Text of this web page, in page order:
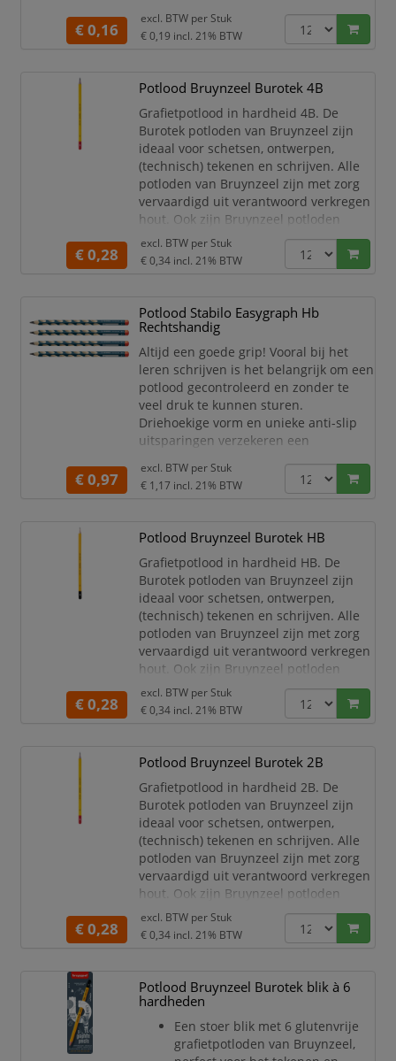
zachtheid, wat het uitermate geschikt
maakt voor dagelijks gebruik op school
De HB-hardheid zorgt voor een
consistente, scherpe lijn en is
uitstekend voor zowel schrijven als
tekenen. Het grafietpot
€ 0,16
excl. BTW per Stuk
€ 0,19 incl. 21% BTW
Potlood Bruynzeel Burotek 4B
Grafietpotlood in hardheid 4B. De
Burotek potloden van Bruynzeel zijn
ideaal voor schetsen, ontwerpen,
(technisch) tekenen en schrijven. Alle
potloden van Bruynzeel zijn met zorg
vervaardigd uit verantwoord verkregen
hout. Ook zijn Bruynzeel potloden
dubbel gelijmd, zodat ze extra sterk
zijn en de kans dat de kleurkern breekt
– bijvoorbeeld als het potlood op de
gebroken punten en zorgt ervoor dat je
het pot
€ 0,28
excl. BTW per Stuk
€ 0,34 incl. 21% BTW
Potlood Stabilo Easygraph Hb
Rechtshandig
Altijd een goede grip! Vooral bij het
leren schrijven is het belangrijk om een
potlood gecontroleerd en zonder te
veel druk te kunnen sturen.
Driehoekige vorm en unieke anti-slip
uitsparingen verzekeren een
opvallende antislip gripzones zorgen
ervoor dat jonge schrijvers hun potlood
vasthouden, zodat hun handen volledig
ontspannen blijven, zelfs bij lang
schrijven. Speciaal ontwikk
€ 0,97
excl. BTW per Stuk
€ 1,17 incl. 21% BTW
Potlood Bruynzeel Burotek HB
Grafietpotlood in hardheid HB. De
Burotek potloden van Bruynzeel zijn
ideaal voor schetsen, ontwerpen,
(technisch) tekenen en schrijven. Alle
potloden van Bruynzeel zijn met zorg
vervaardigd uit verantwoord verkregen
hout. Ook zijn Bruynzeel potloden
dubbel gelijmd, zodat ze extra sterk
zijn en de kans dat de kleurkern breekt
– bijvoorbeeld als het potlood op de
gebroken punten en zorgt ervoor dat je
€ 0,28
excl. BTW per Stuk
€ 0,34 incl. 21% BTW
Potlood Bruynzeel Burotek 2B
Grafietpotlood in hardheid 2B. De
Burotek potloden van Bruynzeel zijn
ideaal voor schetsen, ontwerpen,
(technisch) tekenen en schrijven. Alle
potloden van Bruynzeel zijn met zorg
vervaardigd uit verantwoord verkregen
hout. Ook zijn Bruynzeel potloden
dubbel gelijmd, zodat ze extra sterk
zijn en de kans dat de kleurkern breekt
– bijvoorbeeld als het potlood op de
gebroken punten en zorgt ervoor dat je
het po
€ 0,28
excl. BTW per Stuk
€ 0,34 incl. 21% BTW
Potlood Bruynzeel Burotek blik à 6
hardheden
Een stoer blik met 6 glutenvrije
grafietpotloden van Bruynzeel,